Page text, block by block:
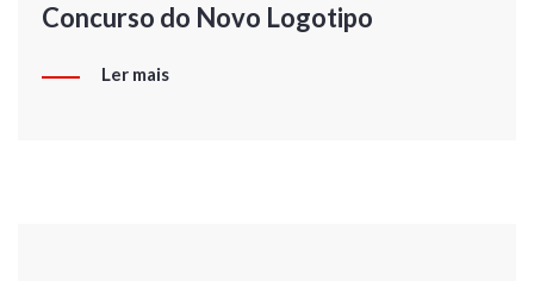
Concurso do Novo Logotipo
Ler mais